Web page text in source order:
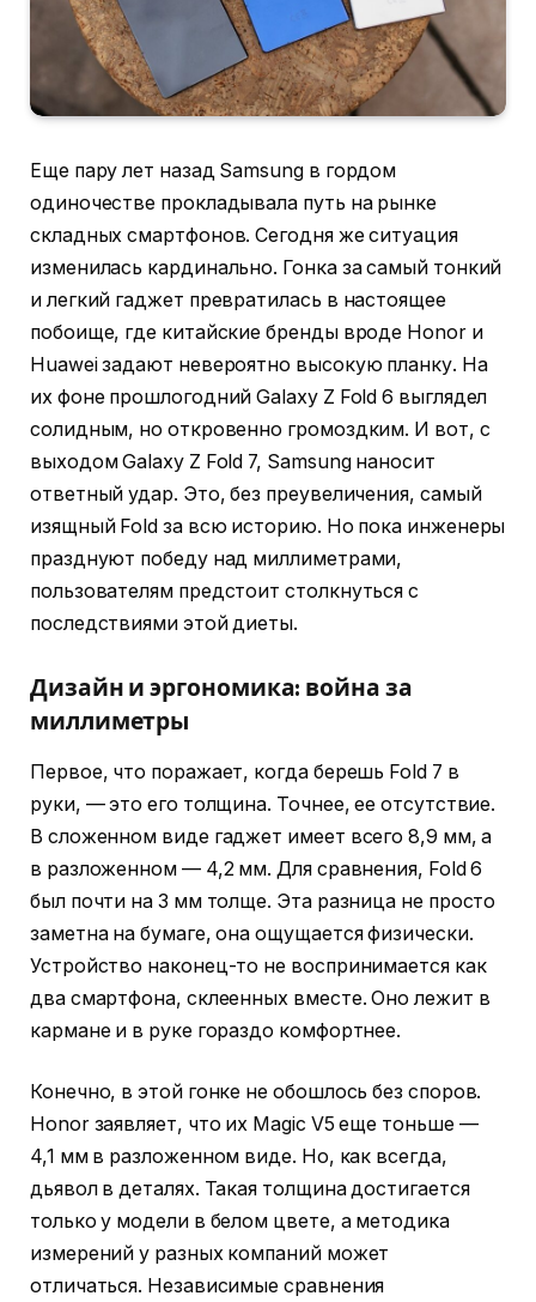
Еще пару лет назад Samsung в гордом
одиночестве прокладывала путь на рынке
складных смартфонов. Сегодня же ситуация
изменилась кардинально. Гонка за самый тонкий
и легкий гаджет превратилась в настоящее
побоище, где китайские бренды вроде Honor и
Huawei задают невероятно высокую планку. На
их фоне прошлогодний Galaxy Z Fold 6 выглядел
солидным, но откровенно громоздким. И вот, с
выходом Galaxy Z Fold 7, Samsung наносит
ответный удар. Это, без преувеличения, самый
изящный Fold за всю историю. Но пока инженеры
празднуют победу над миллиметрами,
пользователям предстоит столкнуться с
последствиями этой диеты.
Дизайн и эргономика: война за
миллиметры
Первое, что поражает, когда берешь Fold 7 в
руки, — это его толщина. Точнее, ее отсутствие.
В сложенном виде гаджет имеет всего 8,9 мм, а
в разложенном — 4,2 мм. Для сравнения, Fold 6
был почти на 3 мм толще. Эта разница не просто
заметна на бумаге, она ощущается физически.
Устройство наконец-то не воспринимается как
два смартфона, склеенных вместе. Оно лежит в
кармане и в руке гораздо комфортнее.
Конечно, в этой гонке не обошлось без споров.
Honor заявляет, что их Magic V5 еще тоньше —
4,1 мм в разложенном виде. Но, как всегда,
дьявол в деталях. Такая толщина достигается
только у модели в белом цвете, а методика
измерений у разных компаний может
отличаться. Независимые сравнения